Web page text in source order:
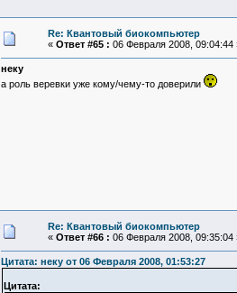
Re: Квантовый биокомпьютер
« Ответ #65 : 06 Февраля 2008, 09:04:44
неку
а роль веревки уже кому/чему-то доверили
Re: Квантовый биокомпьютер
« Ответ #66 : 06 Февраля 2008, 09:35:04
Цитата: неку от 06 Февраля 2008, 01:53:27
Цитата: